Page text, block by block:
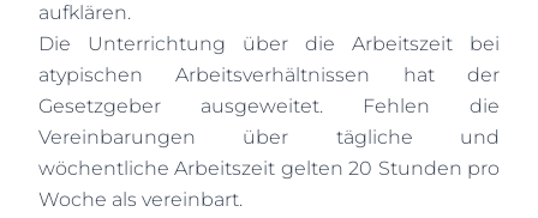
aufklären.
Die Unterrichtung über die Arbeitszeit bei
atypischen Arbeitsverhältnissen hat der
Gesetzgeber ausgeweitet. Fehlen die
Vereinbarungen über tägliche und
wöchentliche Arbeitszeit gelten 20 Stunden pro
Woche als vereinbart.